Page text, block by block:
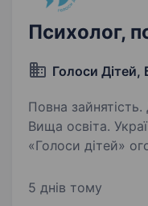
Психолог,
Голоси Дітей,
Повна
Вища освіта. Український благодійний фонд
«Голоси дітей»
«Голоси дітей» —
5 днів тому